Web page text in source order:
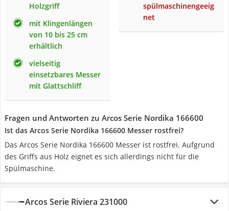
Holzgriff
mit Klingenlängen
von 10 bis 25 cm
erhältlich
vielseitig
einsetzbares Messer
mit Glattschliff
spülmaschinengeeig
net
Fragen und Antworten zu Arcos Serie Nordika 166600
Ist das Arcos Serie Nordika 166600 Messer rostfrei?
Das Arcos Serie Nordika 166600 Messer ist rostfrei. Aufgrund
des Griffs aus Holz eignet es sich allerdings nicht für die
Spülmaschine.
Arcos Serie Riviera 231000